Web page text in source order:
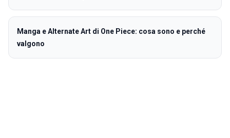
Manga e Alternate Art di One Piece: cosa sono e perché
valgono